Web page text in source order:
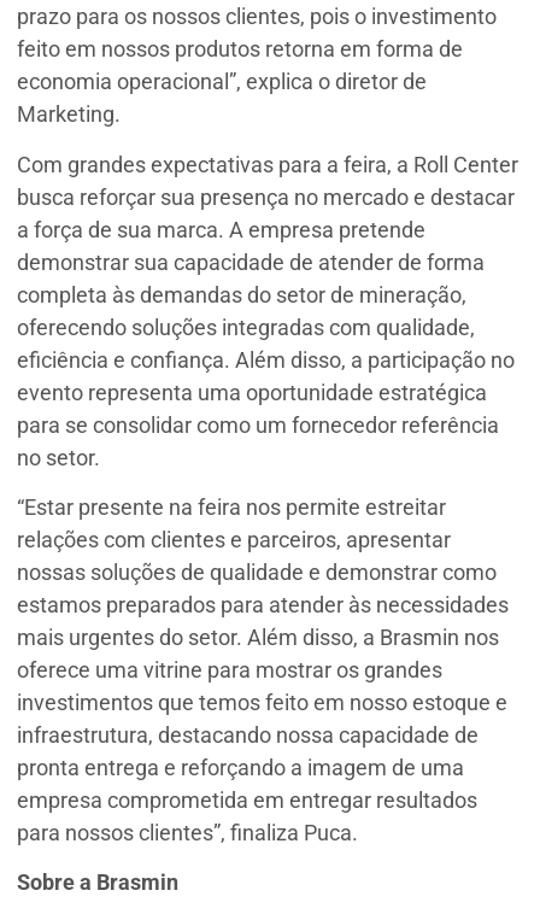
prazo para os nossos clientes, pois o investimento
feito em nossos produtos retorna em forma de
economia operacional”, explica o diretor de
Marketing.
Com grandes expectativas para a feira, a Roll Center
busca reforçar sua presença no mercado e destacar
a força de sua marca. A empresa pretende
demonstrar sua capacidade de atender de forma
completa às demandas do setor de mineração,
oferecendo soluções integradas com qualidade,
eficiência e confiança. Além disso, a participação no
evento representa uma oportunidade estratégica
para se consolidar como um fornecedor referência
no setor.
“Estar presente na feira nos permite estreitar
relações com clientes e parceiros, apresentar
nossas soluções de qualidade e demonstrar como
estamos preparados para atender às necessidades
mais urgentes do setor. Além disso, a Brasmin nos
oferece uma vitrine para mostrar os grandes
investimentos que temos feito em nosso estoque e
infraestrutura, destacando nossa capacidade de
pronta entrega e reforçando a imagem de uma
empresa comprometida em entregar resultados
para nossos clientes”, finaliza Puca.
Sobre a Brasmin